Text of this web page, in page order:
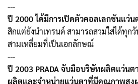
---
ปี 2000 ได้มีการเปิดตัวคอลเลกชันแว่
สิกแต่ยังนำเทรนด์ สามารถสวมใส่ได้ทุกวั
สามเหลี่ยมที่เป็นเอกลักษณ์
---
ปี 2003 PRADA จับมือบริษัทผลิตแว่น
ผลิตและจำหน่ายแว่นตาที่มีคุณภาพสูง